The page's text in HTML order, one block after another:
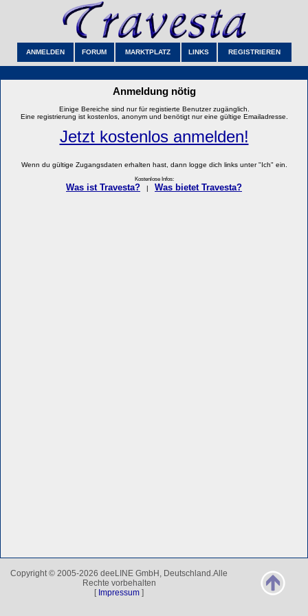
ANMELDEN FORUM MARKTPLATZ LINKS REGISTRIEREN
Anmeldung nötig
Einige Bereiche sind nur für registierte Benutzer zugänglich.
Eine registrierung ist kostenlos, anonym und benötigt nur eine gültige Emailadresse.
Jetzt kostenlos anmelden!
Wenn du gültige Zugangsdaten erhalten hast, dann logge dich links unter "Ich" ein.
Kostenlose Infos:
Was ist Travesta? Was bietet Travesta?
Copyright © 2005-2026 deeLINE GmbH, Deutschland.Alle
Rechte vorbehalten
[ Impressum ]